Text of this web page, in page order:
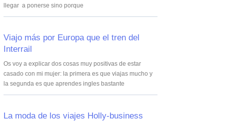
llegar a ponerse sino porque
Viajo más por Europa que el tren del
Interrail
Os voy a explicar dos cosas muy positivas de estar
casado con mi mujer: la primera es que viajas mucho y
la segunda es que aprendes ingles bastante
La moda de los viajes Holly-business